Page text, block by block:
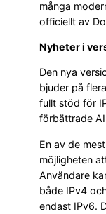
många
officiellt av
Nyheter i
Den nya
bjuder på
fullt stöd för
förbättrade
En av de
möjligheten
Användare
både IPv4
endast IPv6.